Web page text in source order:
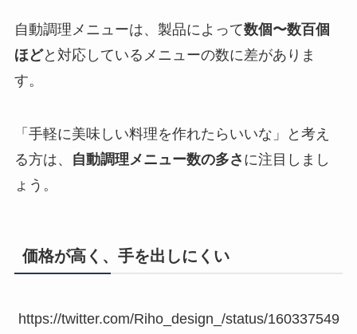
自動調理メニューは、製品によって数個〜数百個
ほどと対応しているメニューの数に差がありま
す。
「手軽に美味しい料理を作れたらいいな」と考え
る方は、
自動調理メニュー数の多さ に注目しまし
ょう。
価格が高く、手を出しにくい
https://twitter.com/Riho_design_/status/160337549